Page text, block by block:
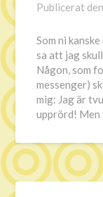
Publicerat den
Som ni
sa att jag
Någon, som
messenger)
mig: Jag är
upprörd!